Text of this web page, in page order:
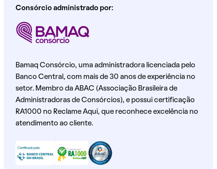
Consórcio administrado por:
Bamaq Consórcio, uma administradora licenciada pelo
Banco Central, com mais de 30 anos de experiência no
setor. Membro da ABAC (Associação Brasileira de
Administradoras de Consórcios), e possui certificação
RA1000 no Reclame Aqui, que reconhece excelência no
atendimento ao cliente.